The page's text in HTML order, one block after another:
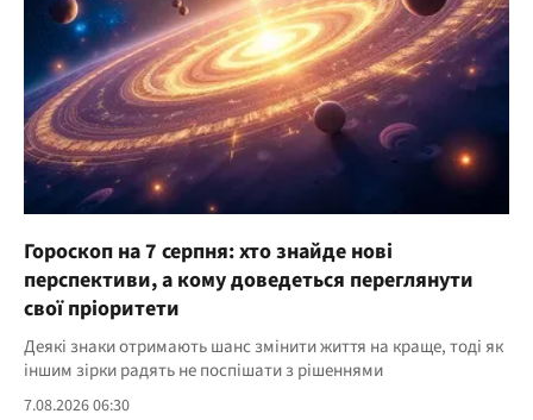
Гороскоп на 7 серпня: хто знайде нові
перспективи, а кому доведеться переглянути
свої пріоритети
Деякі знаки отримають шанс змінити життя на краще, тоді як
іншим зірки радять не поспішати з рішеннями
7.08.2026 06:30